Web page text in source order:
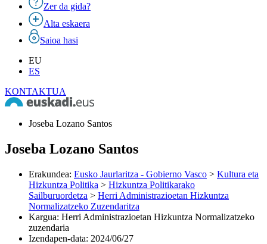
Zer da gida?
Alta eskaera
Saioa hasi
EU
ES
KONTAKTUA
Joseba Lozano Santos
Joseba Lozano Santos
Erakundea: Eusko Jaurlaritza - Gobierno Vasco > Kultura eta
Hizkuntza Politika > Hizkuntza Politikarako
Sailburuordetza > Herri Administrazioetan Hizkuntza
Normalizatzeko Zuzendaritza
Kargua: Herri Administrazioetan Hizkuntza Normalizatzeko
zuzendaria
Izendapen-data: 2024/06/27